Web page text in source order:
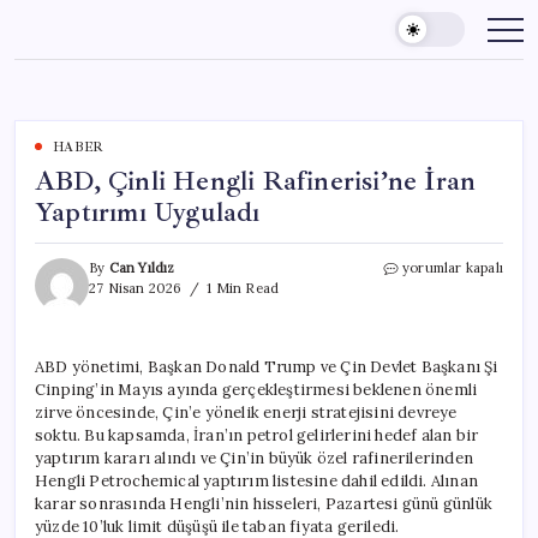
content
HABER
ABD, Çinli Hengli Rafinerisi’ne İran
Yaptırımı Uyguladı
By Can Yıldız
27 Nisan 2026
1 Min Read
ABD,
Yaptırımı
Uyguladı
için
yorumlar kapalı
ABD yönetimi, Başkan Donald Trump ve Çin Devlet Başkanı Şi
Cinping’in Mayıs ayında gerçekleştirmesi beklenen önemli
zirve öncesinde, Çin’e yönelik enerji stratejisini devreye
soktu. Bu kapsamda, İran’ın petrol gelirlerini hedef alan bir
yaptırım kararı alındı ve Çin’in büyük özel rafinerilerinden
Hengli Petrochemical yaptırım listesine dahil edildi. Alınan
karar sonrasında Hengli’nin hisseleri, Pazartesi günü günlük
yüzde 10’luk limit düşüşü ile taban fiyata geriledi.